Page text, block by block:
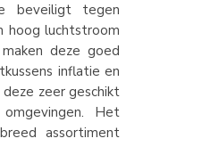
beveiligt tegen
hoog luchtstroom
deze goed
inflatie en
zeer geschikt
Het
assortiment